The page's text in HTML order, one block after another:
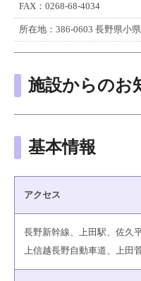
FAX： 0268-68-4034
所在地： 386-0603 長野県小
施設からのお
基本情報
アクセス
長野新幹線、上田駅、佐久
上信越長野自動車道、上田